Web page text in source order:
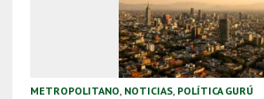
METROPOLITANO, NOTICIAS, POLÍTICA GURÚ